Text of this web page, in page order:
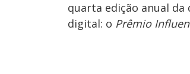
quarta edição anual
digital: o Prêmio